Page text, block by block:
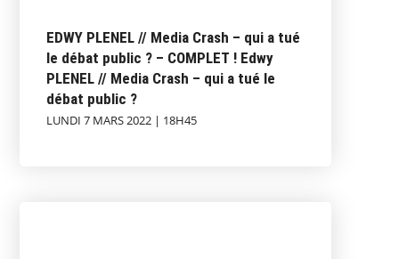
EDWY PLENEL // Media Crash – qui a tué
le débat public ? – COMPLET ! Edwy
PLENEL // Media Crash – qui a tué le
débat public ?
LUNDI 7 MARS 2022 | 18H45